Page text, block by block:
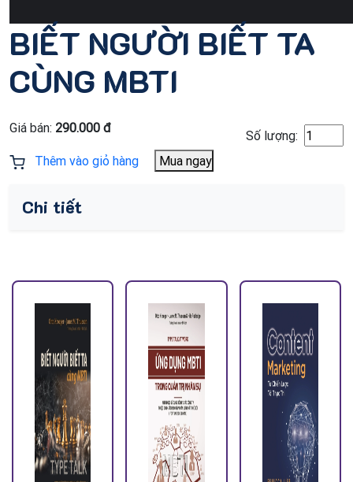
BIẾT NGƯỜI BIẾT TA
CÙNG MBTI
Giá bán: 290.000 đ
Số lượng:
Thêm vào giỏ hàng
Mua ngay
Chi tiết